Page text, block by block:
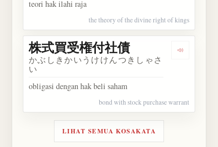
teori hak ilahi raja
the theory of the divine right of kings
Dengarkan
株式買受権付社債
かぶしきかいうけけんつきしゃさ
い
obligasi dengan hak beli saham
bond with stock purchase warrant
LIHAT SEMUA KOSAKATA